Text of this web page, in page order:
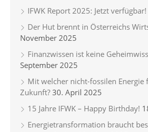
IFWK Report 2025: Jetzt verfügbar!
Der Hut brennt in Österreichs
November 2025
Finanzwissen ist keine
September 2025
Mit welcher nicht-fossilen
Zukunft? 30. April 2025
15 Jahre IFWK – Happy Birthday!
Energietransformation braucht